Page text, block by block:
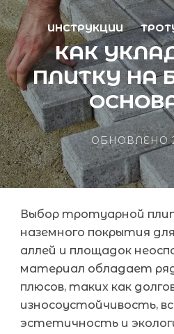
ИНСТРУКЦИИ
КАК
ПЛИТКУ НА
ОБНОВЛЕНО
Выбор тротуарной
наземного покрытия
аллей и площадок
материал обладает
плюсов, таких как
износоустойчивость,
эстетичность и